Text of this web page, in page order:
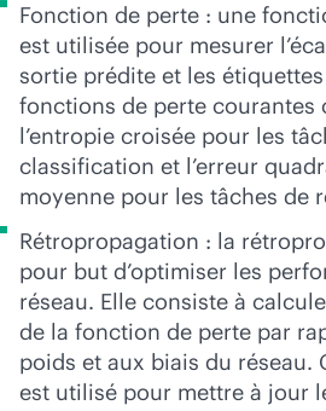
Fonction de perte : une
est utilisée pour mesurer
sortie prédite et les
fonctions de perte courantes
l’entropie croisée pour les
classification et l’erreur
moyenne pour les tâches de
Rétropropagation : la
pour but d’optimiser les
réseau. Elle consiste à
de la fonction de perte par
poids et aux biais du réseau.
est utilisé pour mettre à jour